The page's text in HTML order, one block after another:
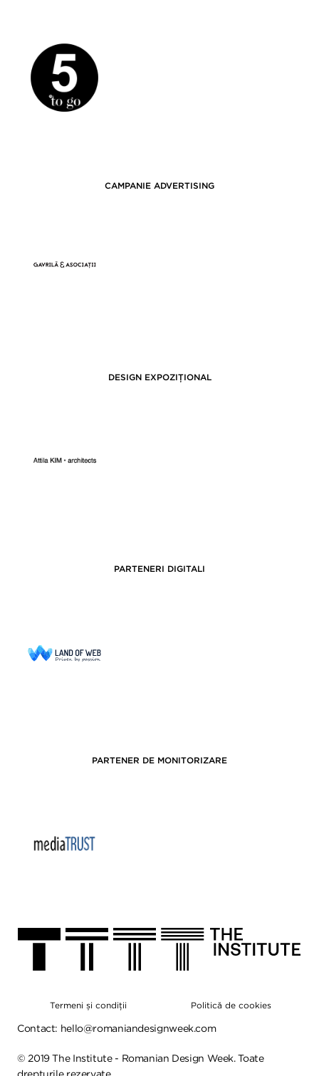
CAMPANIE ADVERTISING
DESIGN EXPOZIȚIONAL
PARTENERI DIGITALI
PARTENER DE MONITORIZARE
Termeni și condiții Politică de cookies
Contact: hello@romaniandesignweek.com
© 2019The Institute - Romanian Design Week. Toate